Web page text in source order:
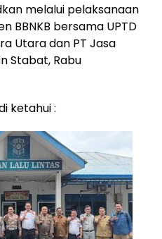
melalui pelaksanaan
BBNKB bersama UPTD
Utara dan PT Jasa
Stabat, Rabu
ketahui :